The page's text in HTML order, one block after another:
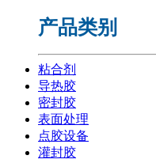
产品类别
粘合剂
导热胶
密封胶
表面处理
点胶设备
灌封胶